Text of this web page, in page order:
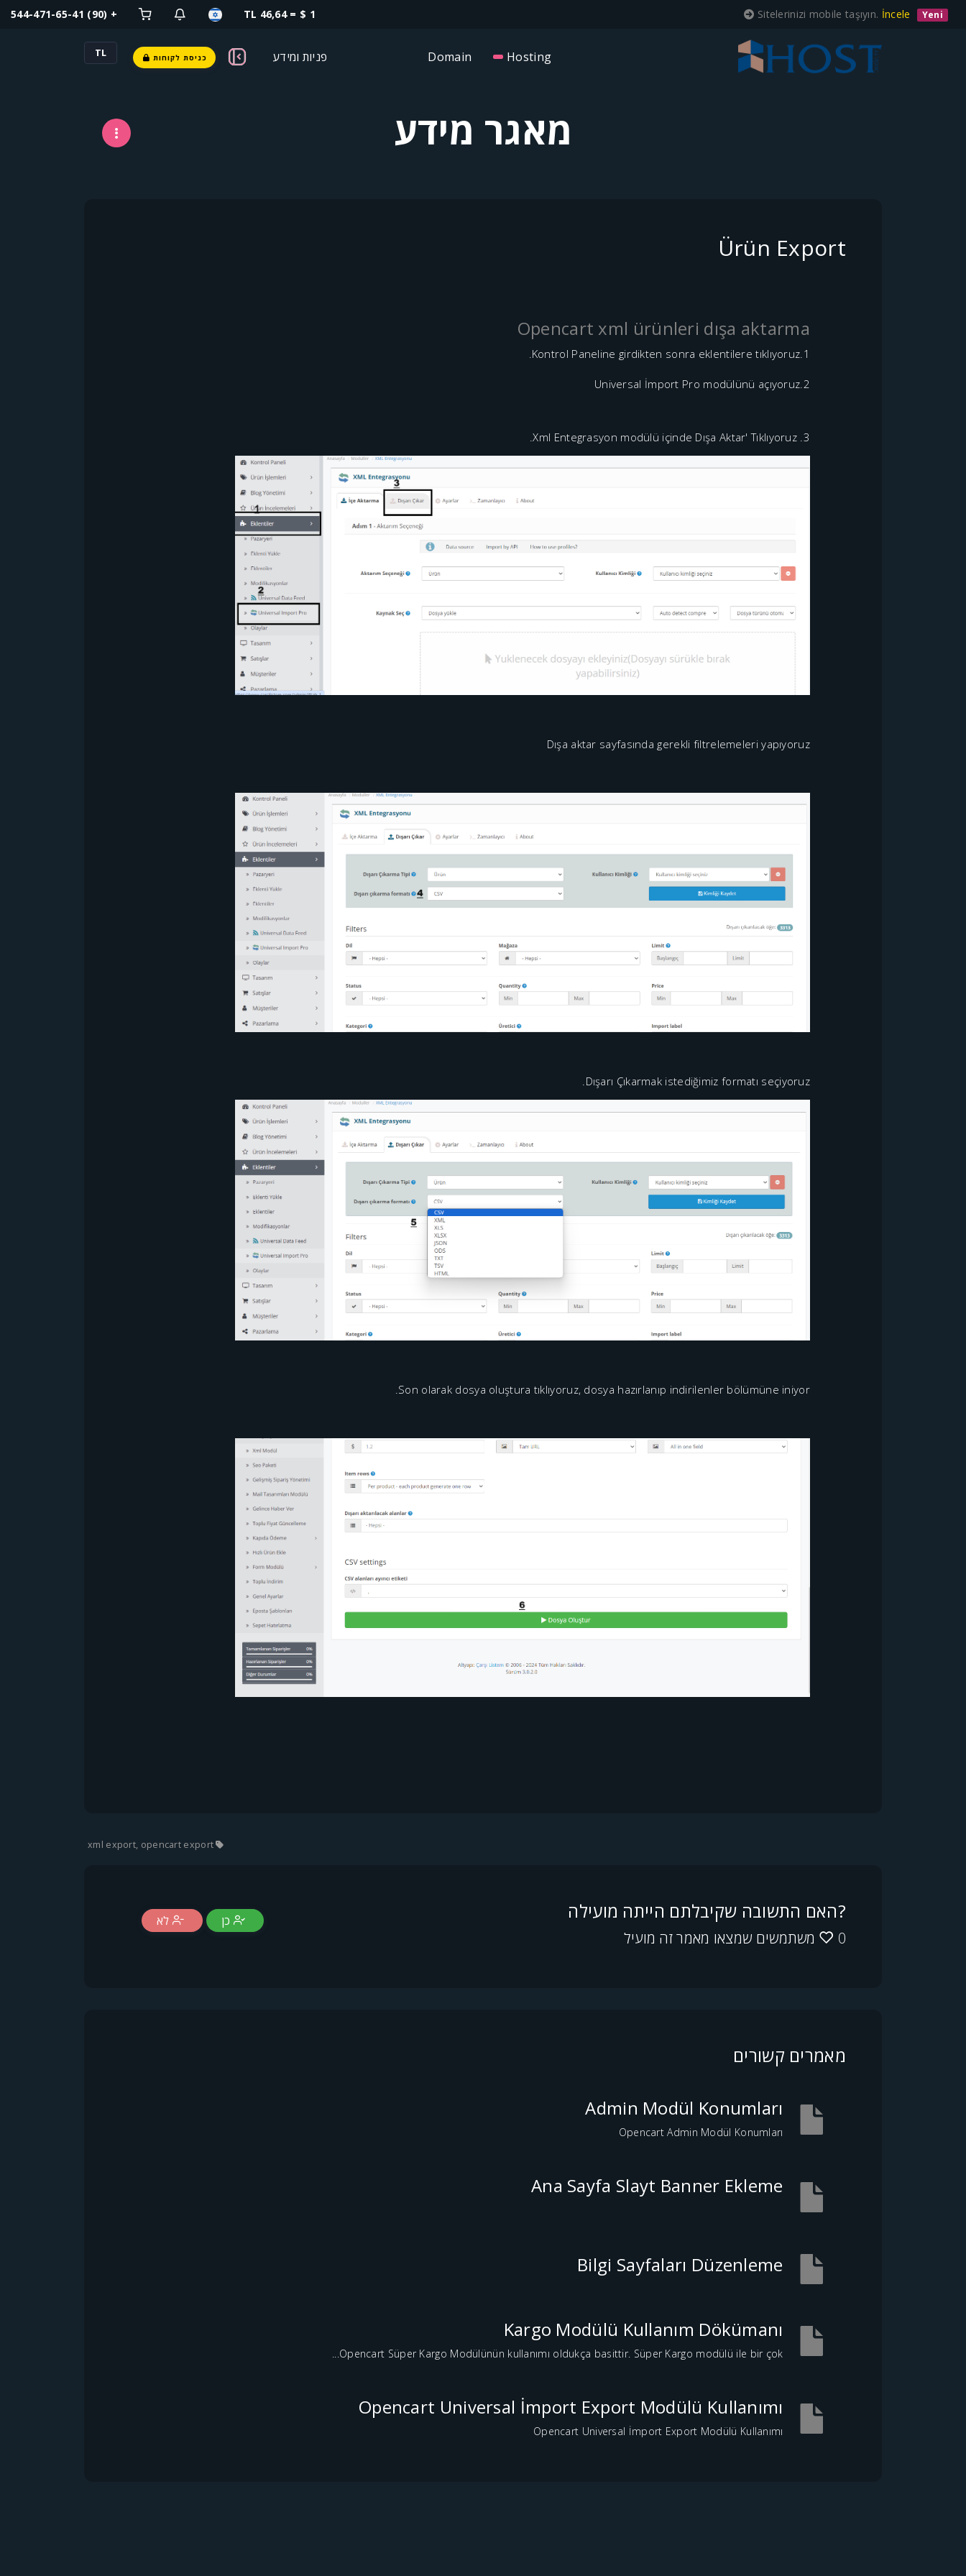
Yeni
Sitelerinizi mobile taşıyın. İncele
1 $ = 46,64 TL
+ (90) 544-471-65-41
Hosting
Domain פניות ומידע כניסת לקוחות TL
מאגר מידע
Ürün Export
Opencart xml ürünleri dışa aktarma
1.Kontrol Paneline girdikten sonra eklentilere tıklıyoruz.
2.Universal İmport Pro modülünü açıyoruz
3. Xml Entegrasyon modülü içinde Dışa Aktar' Tıklıyoruz.
Dışa aktar sayfasında gerekli filtrelemeleri yapıyoruz
Dışarı Çıkarmak istediğimiz formatı seçiyoruz.
Son olarak dosya oluştura tıklıyoruz, dosya hazırlanıp indirilenler bölümüne iniyor.
xml export, opencart export
?האם התשובה שקיבלתם הייתה מועילה
0 משתמשים שמצאו מאמר זה מועיל
כן לא
מאמרים קשורים
Admin Modül Konumları
Opencart Admin Modül Konumları
Ana Sayfa Slayt Banner Ekleme
Bilgi Sayfaları Düzenleme
Kargo Modülü Kullanım Dökümanı
Opencart Süper Kargo Modülünün kullanımı oldukça basittir. Süper Kargo modülü ile bir çok...
Opencart Universal İmport Export Modülü Kullanımı
Opencart Universal İmport Export Modülü Kullanımı